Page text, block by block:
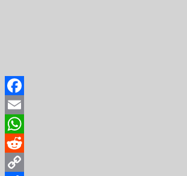
Facebook
Email
WhatsApp
Reddit